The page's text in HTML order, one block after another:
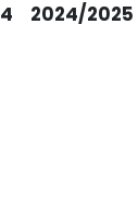
2024/2025